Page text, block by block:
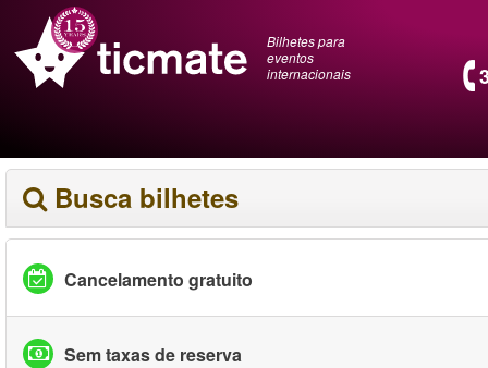
Bilhetes para
eventos
internacionais
Busca bilhetes
Cancelamento gratuito
Sem taxas de reserva